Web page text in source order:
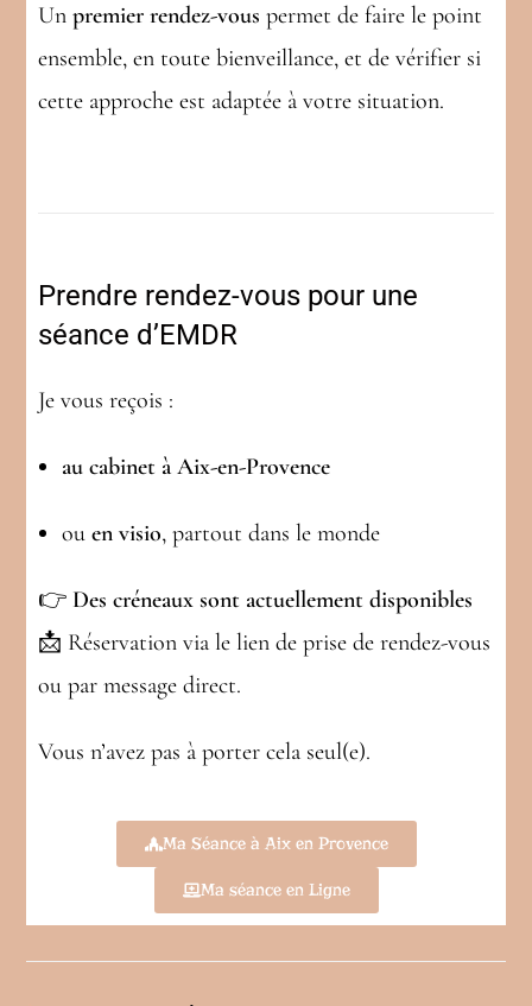
Unpremier rendez-vous permet de faire le point
ensemble, en toute bienveillance, et de vérifier si
cette approche est adaptée à votre situation.
Prendre rendez-vous pour une
séance d’EMDR
Je vous reçois :
au cabinet à Aix-en-Provence
ouen visio, partout dans le monde
👉 Des créneaux sont actuellement disponibles
📩 Réservation via le lien de prise de rendez-vous
ou par message direct.
Vous n’avez pas à porter cela seul(e).
Ma Séance à Aix en Provence
Ma séance en Ligne